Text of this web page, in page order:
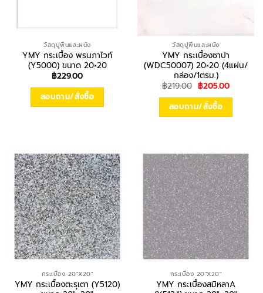
วัสดุปูพื้นและผนัง
YMY กระเบื้อง พรนภาไวท์
(Y5000) ขนาด 20×20
฿229.00
สอบถาม/สั่งซื้อ
วัสดุปูพื้นและผนัง
YMY กระเบื้องซาปา
(WDC50007) 20×20 (4แผ่น/
กล่อง/1ตรม.)
฿219.00 Original
price
was:
฿219.00.
฿205.00Current
is:
สอบถาม/สั่งซื้อ
กระเบื้อง 20"X20"
YMY กระเบื้องตะรุเตา (Y5120)
กระเบื้อง 20"X20"
YMY กระเบื้องสมิหลาA